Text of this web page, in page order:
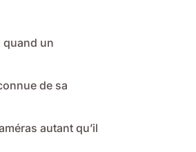
quand un
de sa
autant qu’il